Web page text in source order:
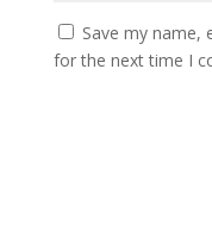
Save my name,
for the next time I